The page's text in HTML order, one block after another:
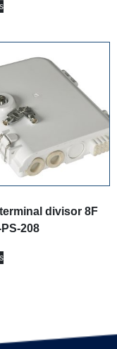
divisor 8F
208